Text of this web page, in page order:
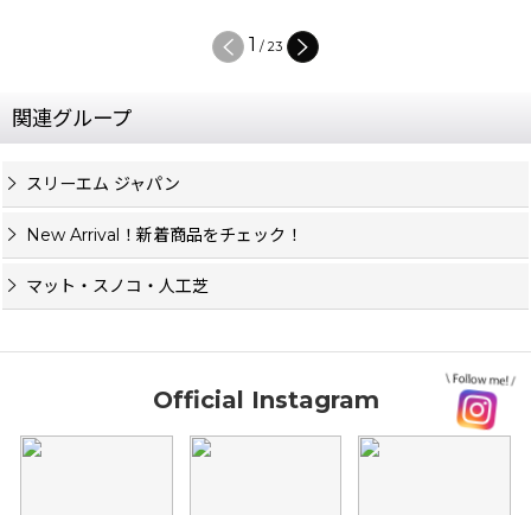
1 / 23
関連グループ
スリーエム ジャパン
New Arrival！新着商品をチェック！
マット・スノコ・人工芝
Official Instagram